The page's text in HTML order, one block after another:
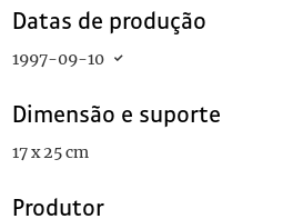
Datas de produção
1997-09-10
Dimensão e suporte
17 x 25 cm
Produtor